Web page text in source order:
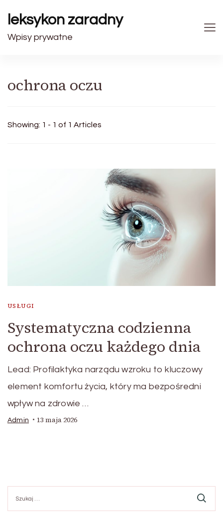
leksykon zaradny
Wpisy prywatne
ochrona oczu
Showing: 1 - 1 of 1 Articles
USŁUGI
Systematyczna codzienna
ochrona oczu każdego dnia
Lead: Profilaktyka narządu wzroku to kluczowy
element komfortu życia, który ma bezpośredni
wpływ na zdrowie …
Admin 13 maja 2026